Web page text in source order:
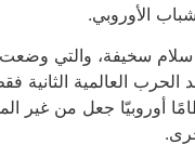
الأوروبي.
سلام سخيفة، والتي
الحرب العالمية الثانية
أوروبيّا جعل من غير